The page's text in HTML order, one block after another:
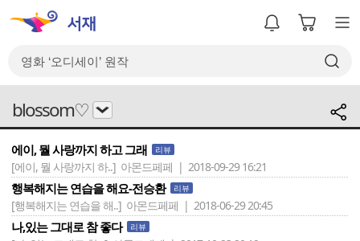
blossom♡
에이, 뭘 사랑까지 하고 그래 리뷰
[에이, 뭘 사랑까지 하..] 아몬드페페 | 2018-09-29 16:21
행복해지는 연습을 해요-전승환 리뷰
[행복해지는 연습을 해..] 아몬드페페 | 2018-06-29 20:45
나,있는 그대로 참 좋다 리뷰